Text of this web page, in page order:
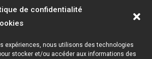
de confidentialité
expériences, nous utilisons des technologies
stocker et/ou accéder aux informations des